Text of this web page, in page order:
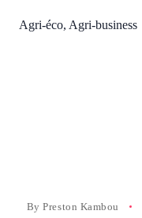
Agri-éco, Agri-business
ByPreston Kambou